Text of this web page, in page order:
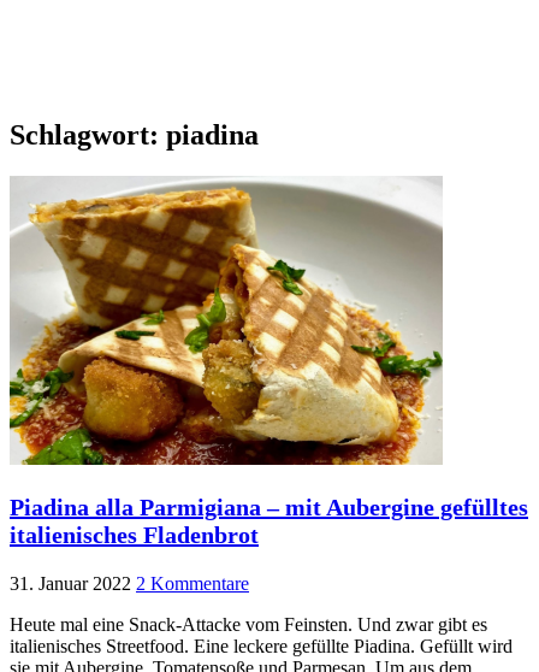
Schlagwort: piadina
Piadina alla Parmigiana – mit Aubergine gefülltes
italienisches Fladenbrot
31. Januar 2022 2 Kommentare
Heute mal eine Snack-Attacke vom Feinsten. Und zwar gibt es
italienisches Streetfood. Eine leckere gefüllte Piadina. Gefüllt wird
sie mit Aubergine, Tomatensoße und Parmesan. Um aus dem